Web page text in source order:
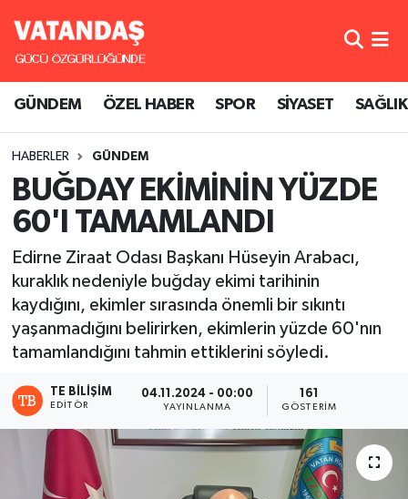
GÜNDEM ÖZEL HABER SPOR SİYASET SAĞLIK
HABERLER GÜNDEM
BUĞDAY EKİMİNİN YÜZDE
60'I TAMAMLANDI
Edirne Ziraat Odası Başkanı Hüseyin Arabacı,
kuraklık nedeniyle buğday ekimi tarihinin
kaydığını, ekimler sırasında önemli bir sıkıntı
yaşanmadığını belirirken, ekimlerin yüzde 60'nın
tamamlandığını tahmin ettiklerini söyledi.
TE BILIŞIM
EDITÖR
04.11.2024 - 00:00
YAYINLANMA
161
GÖSTERIM
GÜNDEM
SPOR
SİYASET
SAĞLIK
Hava Durumu
Süper Lig Puan Durumu ve Fikstür
Tüm Manşetler
Son Dakika Haberleri
Haber Arşivi